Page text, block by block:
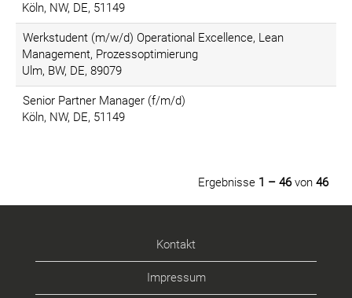
Köln, NW, DE, 51149
Werkstudent (m/w/d) Operational Excellence, Lean
Management, Prozessoptimierung
Ulm, BW, DE, 89079
Senior Partner Manager (f/m/d)
Köln, NW, DE, 51149
Ergebnisse 1 – 46von 46
Kontakt
Impressum